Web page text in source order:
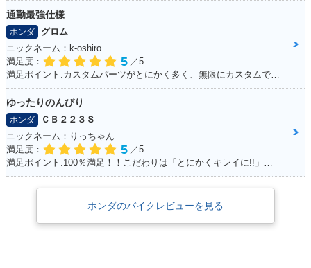
通勤最強仕様
ホンダ
グロム
ニックネーム：k-oshiro
満足度：
5 ／5
満足ポイント:カスタムパーツがとにかく多く、無限にカスタムできる。
ゆったりのんびり
ホンダ
ＣＢ２２３Ｓ
ニックネーム：りっちゃん
満足度：
5 ／5
ホンダのバイクレビューを見る